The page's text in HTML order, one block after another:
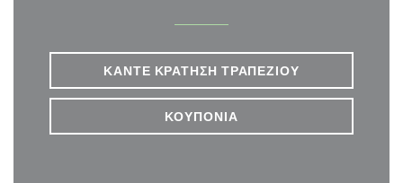
ΚΆΝΤΕ ΚΡΆΤΗΣΗ ΤΡΑΠΕΖΙΟΎ
ΚΟΥΠΌΝΙΑ